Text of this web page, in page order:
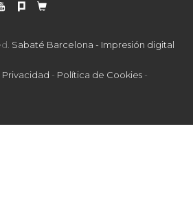
Sabaté Barcelona - Impresión digital
- Política de Cookies -